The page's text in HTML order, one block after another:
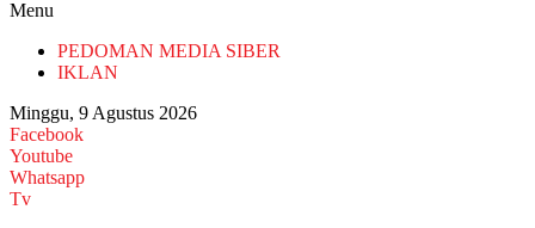
Menu
PEDOMAN MEDIA SIBER
IKLAN
Minggu, 9 Agustus 2026
Facebook
Youtube
Whatsapp
Tv